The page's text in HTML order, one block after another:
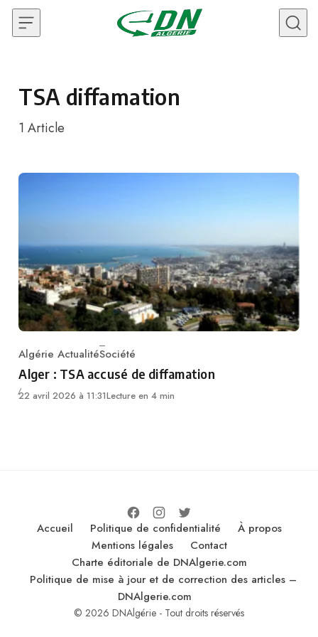
Skip to content
TSA diffamation
1 Article
Category
Algérie ActualitéSociété
Alger : TSA accusé de diffamation
22 avril 2026 à 11:31Lecture en 4 min
Accueil Politique de confidentialité
À propos
Mentions légales
Contact
Charte éditoriale de DNAlgerie.com
Politique de mise à jour et de correction des articles –
DNAlgerie.com
© 2026 DNAlgérie - Tout droits réservés